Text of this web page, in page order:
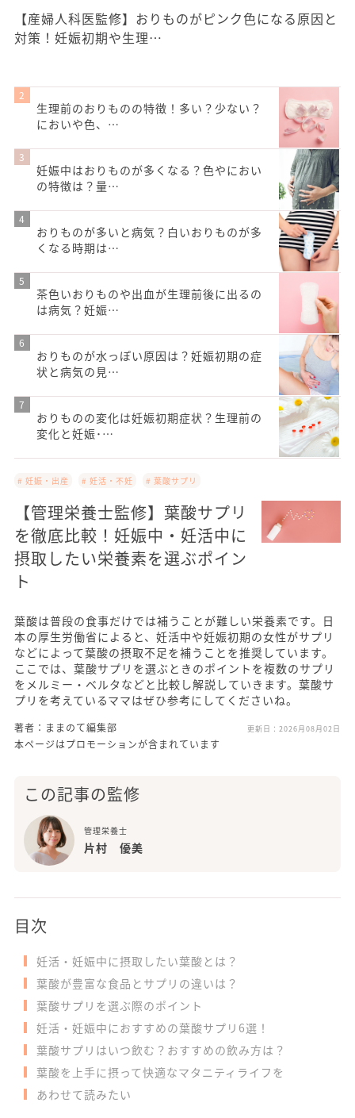
【産婦人科医監修】おりものがピンク色になる原因と
対策！妊娠初期や生理…
生理前のおりものの特徴！多い？少ない？
においや色、…
妊娠中はおりものが多くなる？色やにおい
の特徴は？量…
おりものが多いと病気？白いおりものが多
くなる時期は…
茶色いおりものや出血が生理前後に出るの
は病気？妊娠…
おりものが水っぽい原因は？妊娠初期の症
状と病気の見…
おりものの変化は妊娠初期症状？生理前の
変化と妊娠･…
# 妊娠・出産 # 妊活・不妊 # 葉酸サプリ
【管理栄養士監修】葉酸サプリ
を徹底比較！妊娠中・妊活中に
摂取したい栄養素を選ぶポイン
ト
葉酸は普段の食事だけでは補うことが難しい栄養素です。日
本の厚生労働省によると、妊活中や妊娠初期の女性がサプリ
などによって葉酸の摂取不足を補うことを推奨しています。
ここでは、葉酸サプリを選ぶときのポイントを複数のサプリ
をメルミー・ベルタなどと比較し解説していきます。葉酸サ
プリを考えているママはぜひ参考にしてくださいね。
著者：ままのて編集部 更新日： 2026月08月02日
本ページはプロモーションが含まれています
この記事の監修
管理栄養士
片村 優美
目次
妊活・妊娠中に摂取したい葉酸とは？
葉酸が豊富な食品とサプリの違いは？
葉酸サプリを選ぶ際のポイント
妊活・妊娠中におすすめの葉酸サプリ6選！
葉酸サプリはいつ飲む？おすすめの飲み方は？
葉酸を上手に摂って快適なマタニティライフを
あわせて読みたい